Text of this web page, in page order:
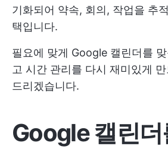
기화되어 약속, 회의, 작업을 추
택입니다.
필요에 맞게 Google 캘린더를
고 시간 관리를 다시 재미있게
드리겠습니다.
Google 캘린더